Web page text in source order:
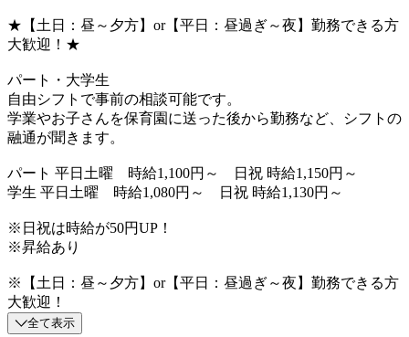
★【土日：昼～夕方】or【平日：昼過ぎ～夜】勤務できる方
大歓迎！★
パート・大学生
自由シフトで事前の相談可能です。
学業やお子さんを保育園に送った後から勤務など、シフトの
融通が聞きます。
パート 平日土曜 時給1,100円～ 日祝 時給1,150円～
学生 平日土曜 時給1,080円～ 日祝 時給1,130円～
※日祝は時給が50円UP！
※昇給あり
※【土日：昼～夕方】or【平日：昼過ぎ～夜】勤務できる方
大歓迎！
全て表示